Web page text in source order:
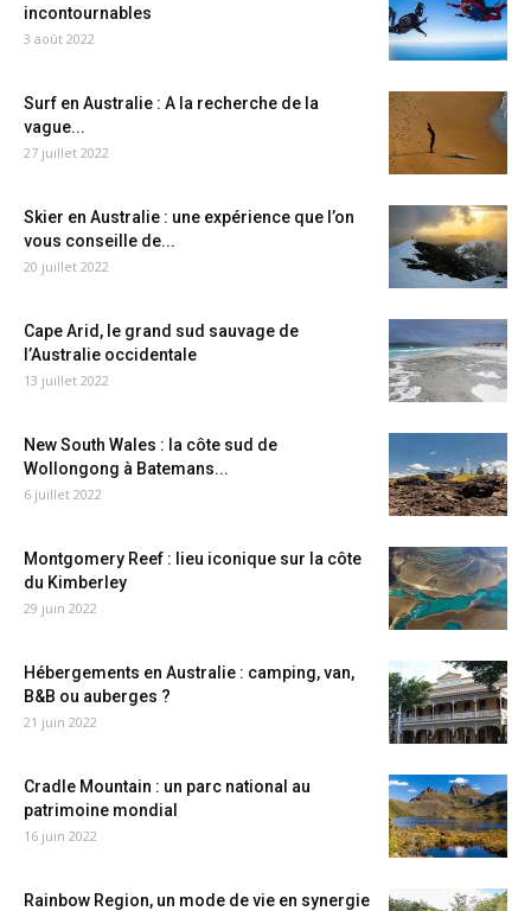
incontournables
3 août 2022
Surf en Australie : A la recherche de la
vague...
27 juillet 2022
Skier en Australie : une expérience que l’on
vous conseille de...
20 juillet 2022
Cape Arid, le grand sud sauvage de
l’Australie occidentale
13 juillet 2022
New South Wales : la côte sud de
Wollongong à Batemans...
6 juillet 2022
Montgomery Reef : lieu iconique sur la côte
du Kimberley
29 juin 2022
Hébergements en Australie : camping, van,
B&B ou auberges ?
21 juin 2022
Cradle Mountain : un parc national au
patrimoine mondial
16 juin 2022
Rainbow Region, un mode de vie en synergie